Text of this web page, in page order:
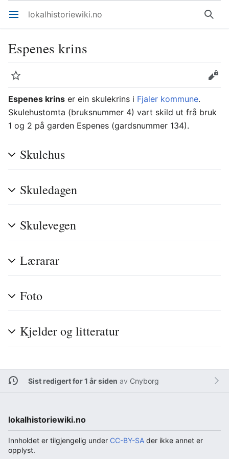
Åpne hovedmenyen lokalhistoriewiki.no Søk
Espenes krins
Overvåk
Rediger
Espenes krins er ein skulekrins i Fjaler kommune.
Skulehustomta (bruksnummer 4) vart skild ut frå bruk
1 og 2 på garden Espenes (gardsnummer 134).
Skulehus
Skuledagen
Skulevegen
Lærarar
Foto
Kjelder og litteratur
Sist redigert for 1 år siden av Cnyborg
lokalhistoriewiki.no
Innholdet er tilgjengelig under CC-BY-SA der ikke annet er
opplyst.